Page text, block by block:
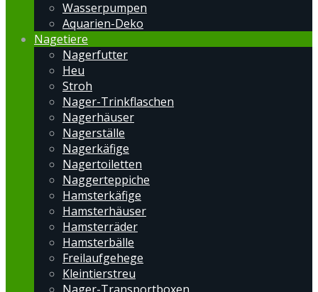
Wasserpumpen
Aquarien-Deko
Nagetiere
Nagerfutter
Heu
Stroh
Nager-Trinkflaschen
Nagerhäuser
Nagerställe
Nagerkäfige
Nagertoiletten
Naggerteppiche
Hamsterkäfige
Hamsterhäuser
Hamsterräder
Hamsterbälle
Freilaufgehege
Kleintierstreu